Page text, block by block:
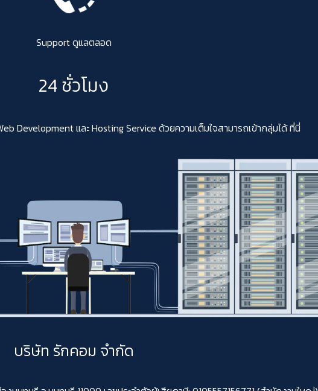
Support ดูแลตลอด
24 ชั่วโมง
Development และ Hosting Service ด้วยความเต็มใจสามารถเข้ากลุ่มได้ ที่นี่
บริษัท รักคอม จำกัด